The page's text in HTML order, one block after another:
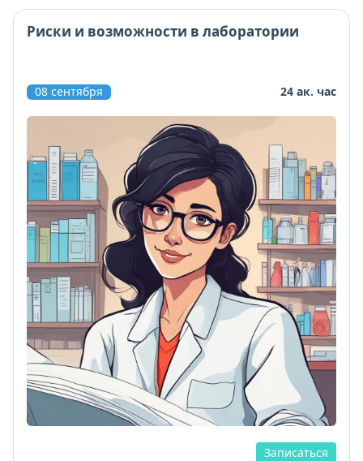
Риски и возможности в лаборатории
08 сентября 24 ак. час
Записаться